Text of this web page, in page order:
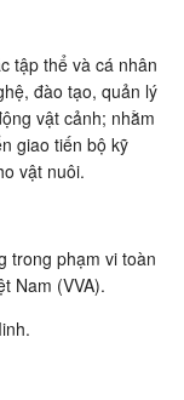
tập thể và cá nhân
đào tạo, quản lý
vật cảnh; nhằm
giao tiến bộ kỹ
vật nuôi.
trong phạm vi toàn
Nam (VVA).